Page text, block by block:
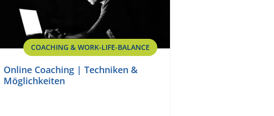
COACHING & WORK-LIFE-BALANCE
Online Coaching | Techniken &
Möglichkeiten